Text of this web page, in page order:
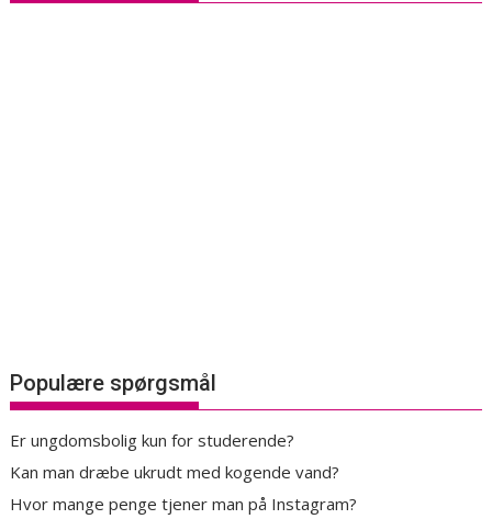
Populære spørgsmål
Er ungdomsbolig kun for studerende?
Kan man dræbe ukrudt med kogende vand?
Hvor mange penge tjener man på Instagram?